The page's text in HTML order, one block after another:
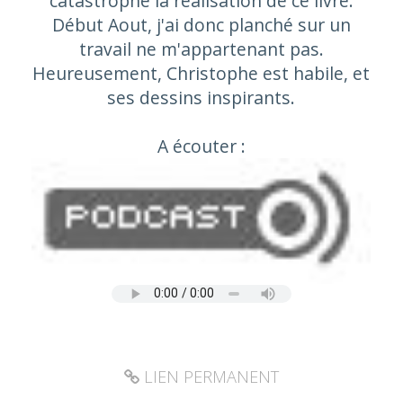
Début Aout, j'ai donc planché sur un
travail ne m'appartenant pas.
Heureusement, Christophe est habile, et
ses dessins inspirants.
A écouter :
LIEN PERMANENT